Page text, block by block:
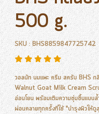
500 g.
SKU : BHS8859847725742
วอลนัท นมแพะ ครีม สครับ BHS
Walnut Goat Milk Cream
อ่อนโยน พร้อมเติมความชุ่มชื้นแบบ
ผ่อนคลายทุกครั้งที่ใช้ "บำรุงผิวให้